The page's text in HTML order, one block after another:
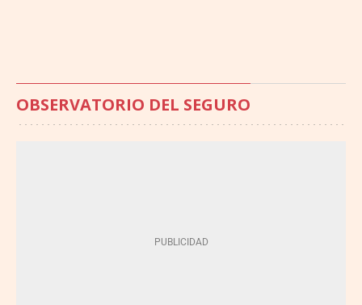
OBSERVATORIO DEL SEGURO